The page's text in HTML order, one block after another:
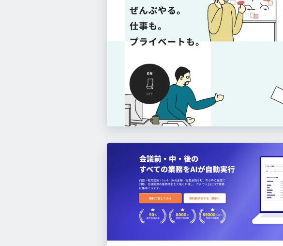
株式会社アレグロマジック https://all.jp/
このサイトのパーツ一覧へ
このサイトのパーツ一覧へ
株式会社マインズ https://mines-group.co.jp/
このサイトのパーツ一覧へ
https://theletter.jp/
このサイトのパーツ一覧へ
https://sugosugi.jp/
このサイトのパーツ一覧へ
このサイトのパーツ一覧へ
ダイクレ興産株式会社 https://daikure-kousan.co.jp/
このサイトのパーツ一覧へ
ノーベル製菓株式会社 https://www.nobel.co.jp/
https://diggle.jp/
このサイトのパーツ一覧へ
このサイトのパーツ一覧へ
株式会社アレグロマジック 採用サイト https://all.jp/recruit/
このサイトのパーツ一覧へ
https://www.oki.com/global/ja/
このサイトのパーツ一覧へ
https://www.smartshoki.com/
https://www.saison-am.co.jp/
このサイトのパーツ一覧へ
Avatar Maker https://avatarmaker.vket.com/
このサイトのパーツ一覧へ
しごとの窓口+ https://shigoto-madoguchi.com/
このサイトのパーツ一覧へ
このサイトのパーツ一覧へ
https://learningbox.online/